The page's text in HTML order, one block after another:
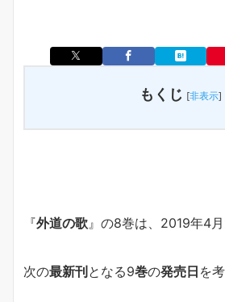
もくじ [非表示]
『外道の歌 』の8巻は、2019年4
次の最新刊となる9巻の発売日 を